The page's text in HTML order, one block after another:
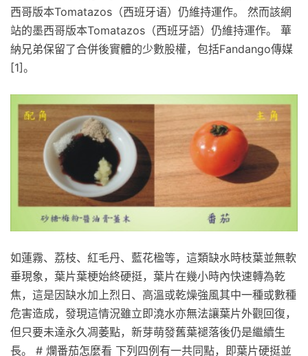
西哥版本Tomatazos​（西班牙语）仍維持運作。 然而該網
站的墨西哥版本Tomatazos​（西班牙語）仍維持運作。 華
納兄弟保留了合併後實體的少數股權，包括Fandango傳媒
[1]。
如蓮霧、荔枝、紅毛丹、藍花楹等，這類缺水時枝葉並無軟
垂現象，葉片葉梗始終硬挺，葉片在幾小時內快速轉為乾
焦，這是因缺水加上烈日、高溫或乾燥強風其中一種或數種
危害造成，發現這情況雖立即澆水亦無法讓葉片外觀回復，
但只要未達永久凋萎點，新芽萌發舊葉褪落後仍是繼續生
長。 # 爛番茄怎麼看 下列四例有一共同點，即葉片硬挺並